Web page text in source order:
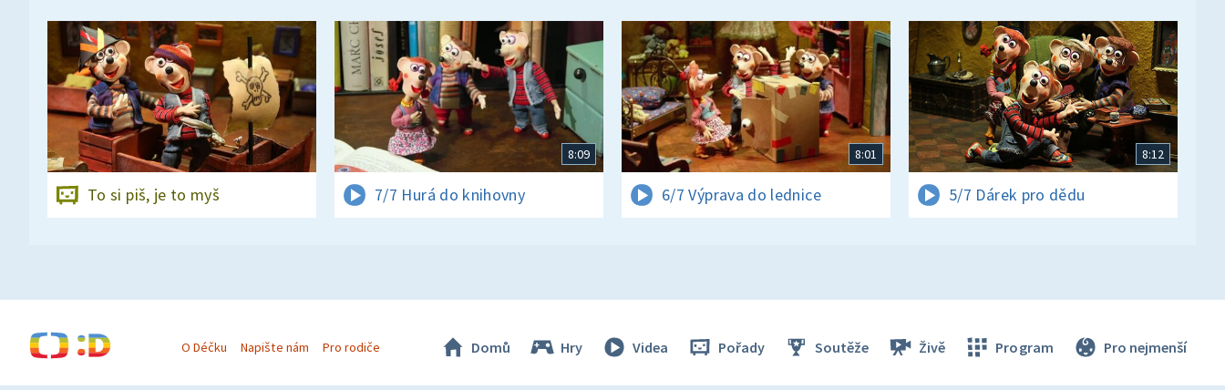
To si piš, je to myš
8:09
7/7 Hurá do knihovny
8:01
6/7 Výprava do lednice
8:12
5/7 Dárek pro dědu
O Déčku Napište nám Pro rodiče Domů Hry Videa Pořady Soutěže Živě Program Pro nejmenší